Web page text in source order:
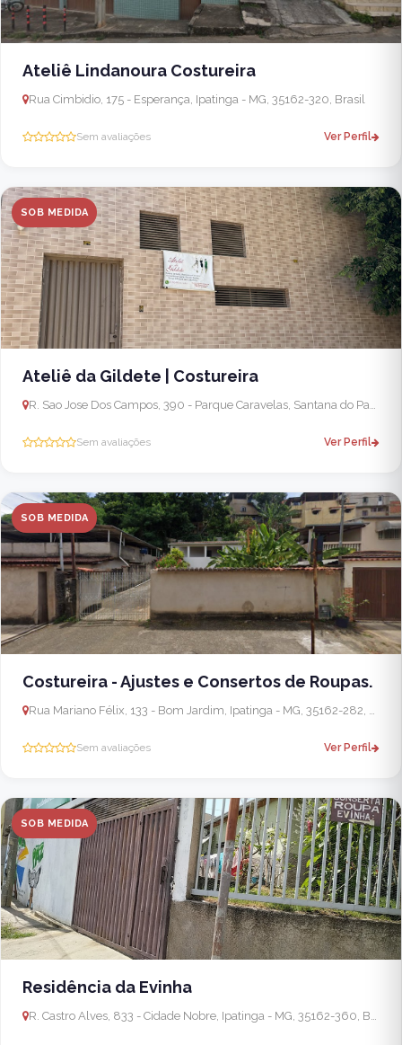
Ateliê Lindanoura Costureira
Rua Cimbidio, 175 - Esperança, Ipatinga - MG, 35162-320, Brasil
Sem avaliações Ver Perfil
SOB MEDIDA
Ateliê da Gildete | Costureira
R. Sao Jose Dos Campos, 390 - Parque Caravelas, Santana do Paraíso - MG, Brasil - Caratinga
Sem avaliações Ver Perfil
SOB MEDIDA
Costureira - Ajustes e Consertos de Roupas.
Rua Mariano Félix, 133 - Bom Jardim, Ipatinga - MG, 35162-282, Brasil
Sem avaliações Ver Perfil
SOB MEDIDA
Residência da Evinha
R. Castro Alves, 833 - Cidade Nobre, Ipatinga - MG, 35162-360, Brasil